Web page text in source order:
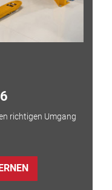
richtigen Umgang